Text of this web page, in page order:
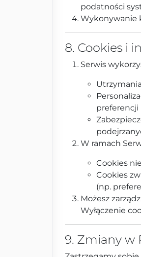
podatności
Wykonywanie
8. Cookies i
Serwis
W ramach
Cookies
Cookies
(np.
Możesz
Wyłączenie
9. Zmiany w